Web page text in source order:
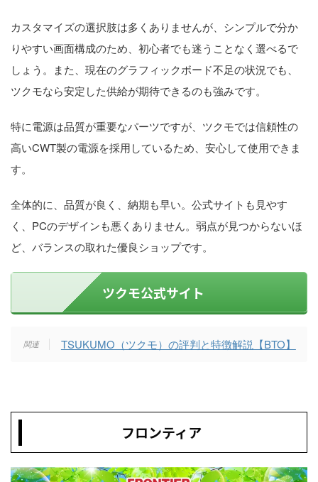
カスタマイズの選択肢は多くありませんが、シンプルで分か
りやすい画面構成のため、初心者でも迷うことなく選べるで
しょう。また、現在のグラフィックボード不足の状況でも、
ツクモなら安定した供給が期待できるのも強みです。
特に電源は品質が重要なパーツですが、ツクモでは信頼性の
高いCWT製の電源を採用しているため、安心して使用できま
す。
全体的に、品質が良く、納期も早い。公式サイトも見やす
く、PCのデザインも悪くありません。弱点が見つからないほ
ど、バランスの取れた優良ショップです。
ツクモ公式サイト
TSUKUMO（ツクモ）の評判と特徴解説【BTO】
フロンティア